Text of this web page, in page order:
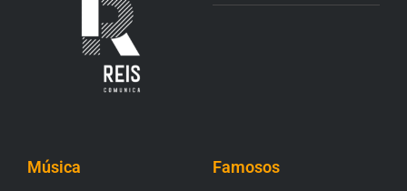
Música Famosos